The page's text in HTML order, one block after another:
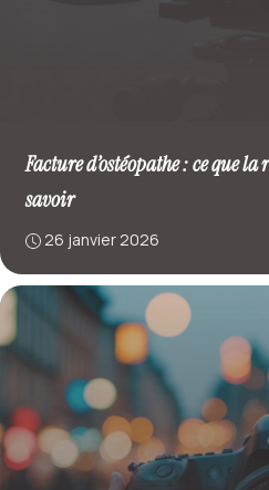
Facture d’ostéopathe : ce que
savoir
26 janvier 2026